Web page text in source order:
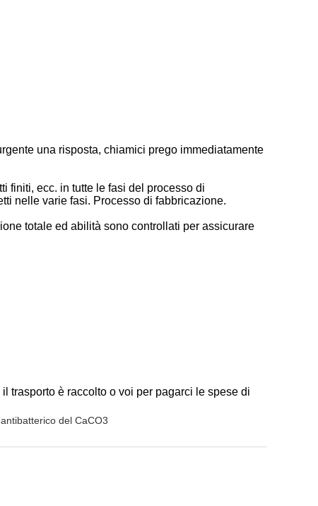
una risposta, chiamici prego immediatamente
finiti, ecc. in tutte le fasi del processo di
nelle varie fasi. Processo di fabbricazione.
totale ed abilità sono controllati per assicurare
trasporto è raccolto o voi per pagarci le spese di
del CaCO3